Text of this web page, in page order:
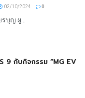
02/10/2024 0
บุญ ผู...
9 กับกิจกรรม “MG EV